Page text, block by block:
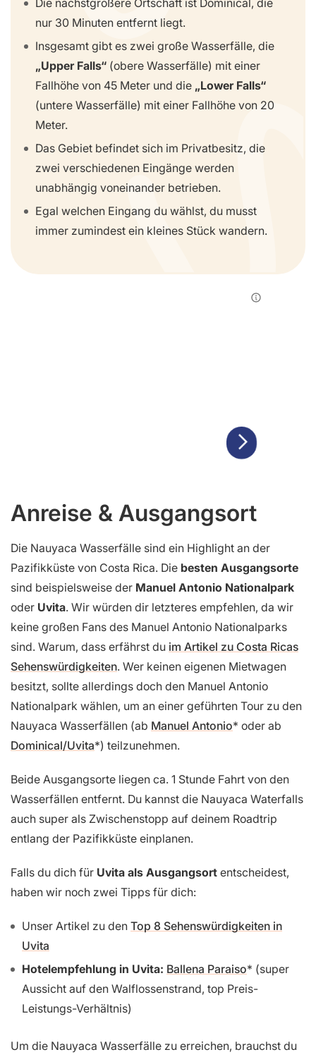
Die nächstgrößere Ortschaft ist Dominical, die
nur 30 Minuten entfernt liegt.
Insgesamt gibt es zwei große Wasserfälle, die
„Upper Falls“ (obere Wasserfälle) mit einer
Fallhöhe von 45 Meter und die „Lower Falls“
(untere Wasserfälle) mit einer Fallhöhe von 20
Meter.
Das Gebiet befindet sich im Privatbesitz, die
zwei verschiedenen Eingänge werden
unabhängig voneinander betrieben.
Egal welchen Eingang du wählst, du musst
immer zumindest ein kleines Stück wandern.
Anreise & Ausgangsort
Die Nauyaca Wasserfälle sind ein Highlight an der
Pazifikküste von Costa Rica. Die besten Ausgangsorte
sind beispielsweise der Manuel Antonio Nationalpark
oder Uvita. Wir würden dir letzteres empfehlen, da wir
keine großen Fans des Manuel Antonio Nationalparks
sind. Warum, dass erfährst du im Artikel zu Costa Ricas
Sehenswürdigkeiten. Wer keinen eigenen Mietwagen
besitzt, sollte allerdings doch den Manuel Antonio
Nationalpark wählen, um an einer geführten Tour zu den
Nauyaca Wasserfällen (ab Manuel Antonio
oder ab
Dominical/Uvita ) teilzunehmen.
Beide Ausgangsorte liegen ca. 1 Stunde Fahrt von den
Wasserfällen entfernt. Du kannst die Nauyaca Waterfalls
auch super als Zwischenstopp auf deinem Roadtrip
entlang der Pazifikküste einplanen.
Falls du dich für Uvita als Ausgangsort entscheidest,
haben wir noch zwei Tipps für dich:
Unser Artikel zu den Top 8 Sehenswürdigkeiten in
Uvita
Hotelempfehlung in Uvita: Ballena Paraiso
(super
Aussicht auf den Walflossenstrand, top Preis-
Leistungs-Verhältnis)
Um die Nauyaca Wasserfälle zu erreichen, brauchst du